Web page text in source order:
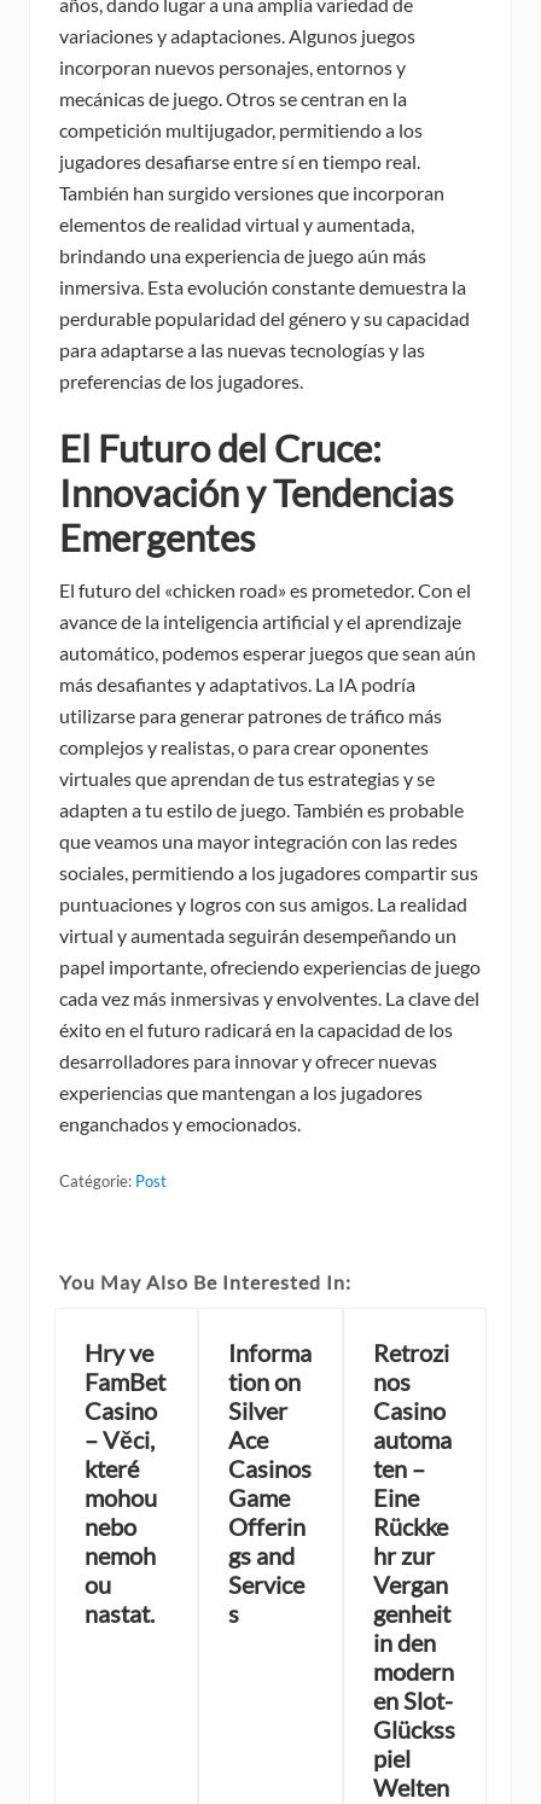
variaciones y adaptaciones. Algunos juegos
incorporan nuevos personajes, entornos y
mecánicas de juego. Otros se centran en la
competición multijugador, permitiendo a los
jugadores desafiarse entre sí en tiempo real.
También han surgido versiones que incorporan
elementos de realidad virtual y aumentada,
brindando una experiencia de juego aún más
inmersiva. Esta evolución constante demuestra la
perdurable popularidad del género y su capacidad
para adaptarse a las nuevas tecnologías y las
preferencias de los jugadores.
El Futuro del Cruce:
Innovación y Tendencias
Emergentes
El futuro del «chicken road» es prometedor. Con el
avance de la inteligencia artificial y el aprendizaje
automático, podemos esperar juegos que sean aún
más desafiantes y adaptativos. La IA podría
utilizarse para generar patrones de tráfico más
complejos y realistas, o para crear oponentes
virtuales que aprendan de tus estrategias y se
adapten a tu estilo de juego. También es probable
que veamos una mayor integración con las redes
sociales, permitiendo a los jugadores compartir sus
puntuaciones y logros con sus amigos. La realidad
virtual y aumentada seguirán desempeñando un
papel importante, ofreciendo experiencias de juego
cada vez más inmersivas y envolventes. La clave del
éxito en el futuro radicará en la capacidad de los
desarrolladores para innovar y ofrecer nuevas
experiencias que mantengan a los jugadores
enganchados y emocionados.
Catégorie: Post
You May Also Be Interested In:
Hry ve
FamBet
Casino
– Věci,
které
mohou
nebo
nemoh
ou
nastat.
Informa
tion on
Silver
Ace
Casinos
Game
Offerin
gs and
Service
s
Retrozi
nos
Casino
automa
ten –
Eine
Rückke
hr zur
Vergan
genheit
in den
modern
en Slot-
Glückss
piel
Welten